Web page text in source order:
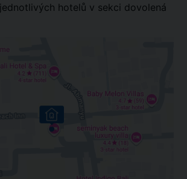
hotelů v sekci dovolená